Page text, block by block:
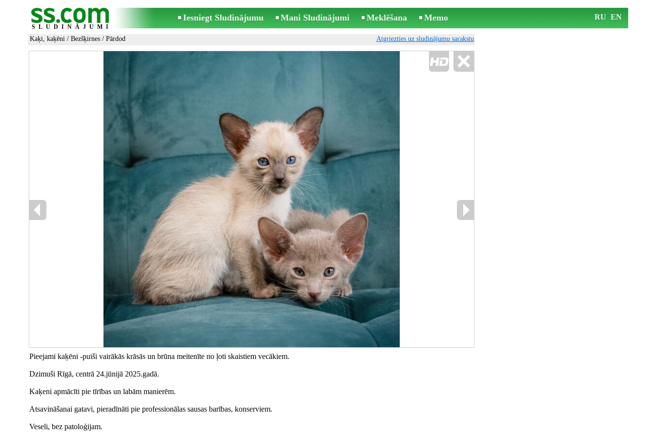
SLUDINĀJUMI
Iesniegt Sludinājumu Mani Sludinājumi Meklēšana Memo RU EN
Kaķi, kaķēni / Bezšķirnes / Pārdod Atgriezties uz sludinājumu sarakstu
Pieejami kaķēni -puiši vairākās krāsās un brūna meitenīte no ļoti skaistiem vecākiem.
Dzimuši Rīgā, centrā 24.jūnijā 2025.gadā.
Kaķeni apmācīti pie tīrības un labām manierēm.
Atsavināšanai gatavi, pieradīnāti pie professionālas sausas barības, konserviem.
Veseli, bez patoloģijam.